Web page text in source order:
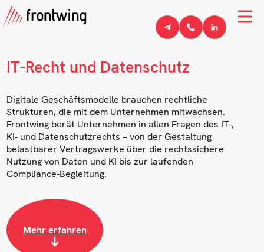
IT-Recht und Datenschutz
Digitale Geschäftsmodelle brauchen rechtliche
Strukturen, die mit dem Unternehmen mitwachsen.
Frontwing berät Unternehmen in allen Fragen des IT-,
KI- und Datenschutzrechts – von der Gestaltung
belastbarer Vertragswerke über die rechtssichere
Nutzung von Daten und KI bis zur laufenden
Compliance-Begleitung.
Mehr erfahren